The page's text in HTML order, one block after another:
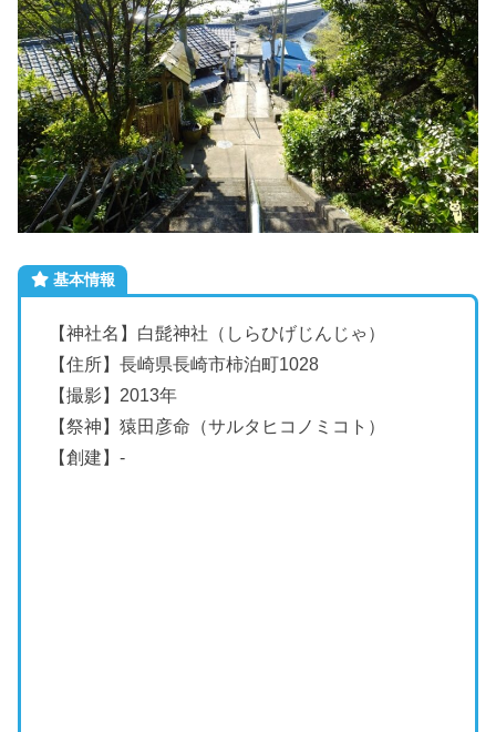
基本情報
【神社名】白髭神社（しらひげじんじゃ）
【住所】長崎県長崎市柿泊町1028
【撮影】2013年
【祭神】猿田彦命（サルタヒコノミコト）
【創建】-